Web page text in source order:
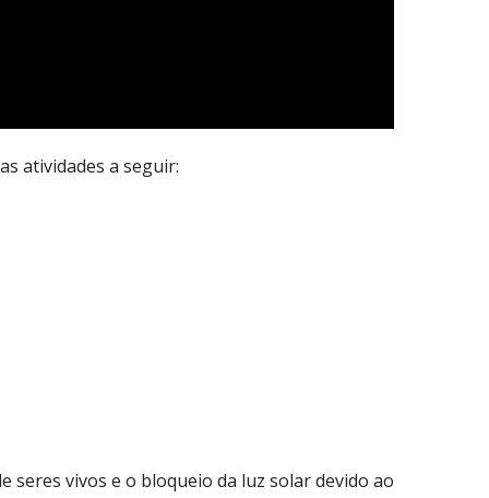
atividades a seguir:
seres vivos e o bloqueio da luz solar devido ao